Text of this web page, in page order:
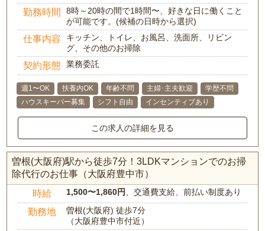
勤務時間
8時～20時の間で1時間〜、好きな日に働くこと
が可能です。(候補の日時から選択)
仕事内容
キッチン、トイレ、お風呂、洗面所、リビン
グ、その他のお掃除
契約形態 業務委託
週1〜OK 扶養内OK 年齢不問 主婦･主夫歓迎
学歴不問
ハウスキーパー募集
シフト自由 インセンティブあり
この求人の詳細を見る
曽根(大阪府)駅から徒歩7分！3LDKマンションでのお掃
除代行のお仕事（大阪府豊中市）
時給 1,500〜1,860円 、交通費支給、前払い制度あり
勤務地
曽根(大阪府) 徒歩7分
（大阪府豊中市付近）